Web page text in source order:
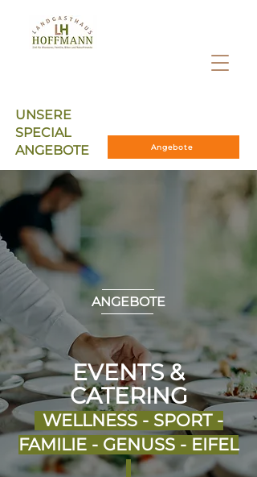
UNSERE
SPECIAL
ANGEBOTE
Angebote
ANGEBOTE
EVENTS &
CATERING
WELLNESS - SPORT -
FAMILIE - GENUSS - EIFEL